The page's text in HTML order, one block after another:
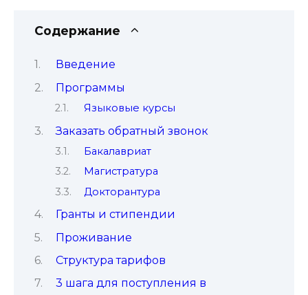
Содержание
Введение
Программы
Языковые курсы
Заказать обратный звонок
Бакалавриат
Магистратура
Докторантура
Гранты и стипендии
Проживание
Структура тарифов
3 шага для поступления в